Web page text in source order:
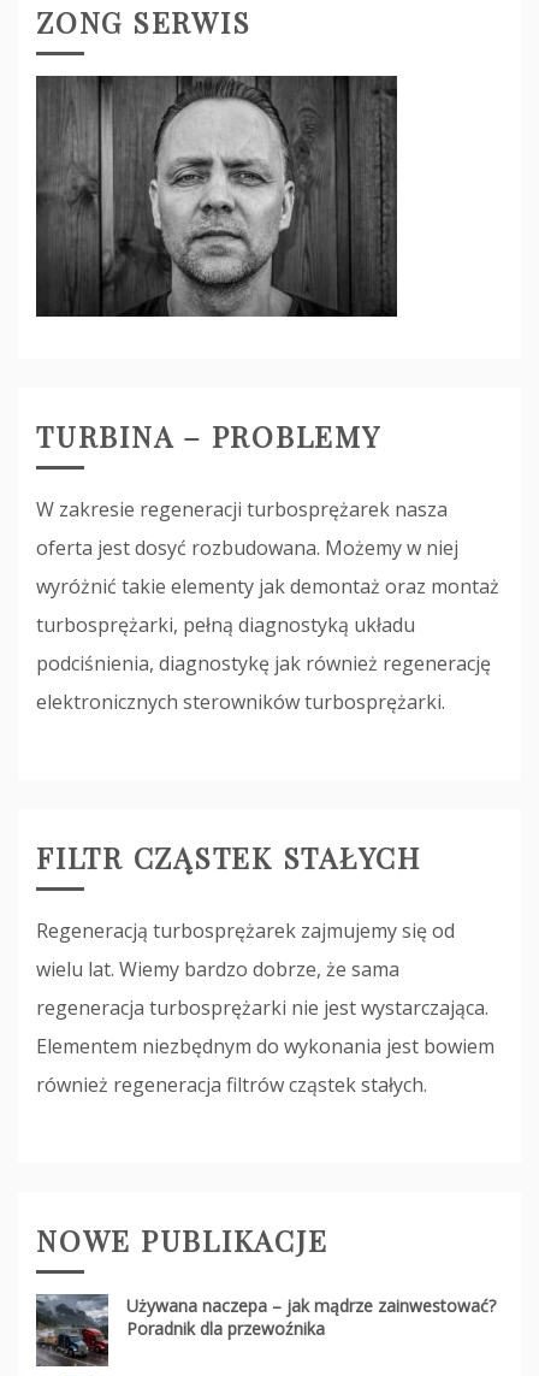
ZONG SERWIS
TURBINA – PROBLEMY
W zakresie regeneracji turbosprężarek nasza
oferta jest dosyć rozbudowana. Możemy w niej
wyróżnić takie elementy jak demontaż oraz montaż
turbosprężarki, pełną diagnostyką układu
podciśnienia, diagnostykę jak również regenerację
elektronicznych sterowników turbosprężarki.
FILTR CZĄSTEK STAŁYCH
Regeneracją turbosprężarek zajmujemy się od
wielu lat. Wiemy bardzo dobrze, że sama
regeneracja turbosprężarki nie jest wystarczająca.
Elementem niezbędnym do wykonania jest bowiem
również regeneracja filtrów cząstek stałych.
NOWE PUBLIKACJE
Używana naczepa – jak mądrze zainwestować?
Poradnik dla przewoźnika